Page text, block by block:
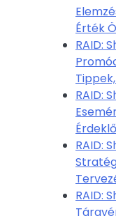
Érték
RAID:
RAID:
RAID:
RAID: